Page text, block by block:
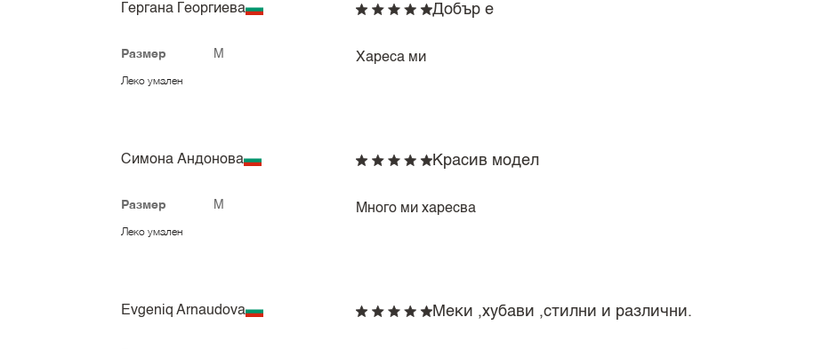
Гергана Георгиева
Размер M
Леко умален
Добър е
Хареса ми
Симона Андонова
Размер M
Леко умален
Красив модел
Много ми харесва
Evgeniq Arnaudova Меки ,хубави ,стилни и различни.